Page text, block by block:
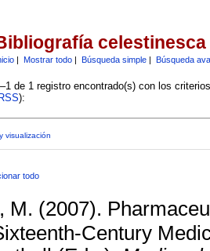
celestinesca
| Mostrar todo| Búsqueda simple| Búsqueda
de 1 registro encontrado(s) con los
):
visualización
todo
M. (2007).
Century